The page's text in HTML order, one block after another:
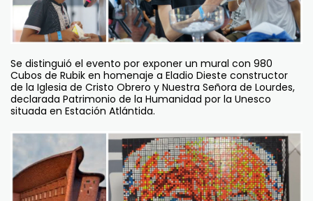
Se distinguió el evento por exponer un mural con 980
Cubos de Rubik en homenaje a Eladio Dieste constructor
de la Iglesia de Cristo Obrero y Nuestra Señora de Lourdes,
declarada Patrimonio de la Humanidad por la Unesco
situada en Estación Atlántida.